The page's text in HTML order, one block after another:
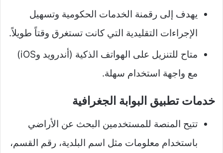
يهدف إلى رقمنة الخدمات الحكومية وتسهيل
الإجراءات التقليدية التي كانت تستغرق وقتاً طويلاً.
متاح للتنزيل على الهواتف الذكية (أندرويد وiOS)
مع واجهة استخدام سهلة.
خدمات تطبيق البوابة الجغرافية
تتيح المنصة للمستخدمين البحث عن الأراضي
باستخدام معلومات مثل اسم البلدية، رقم القسم،